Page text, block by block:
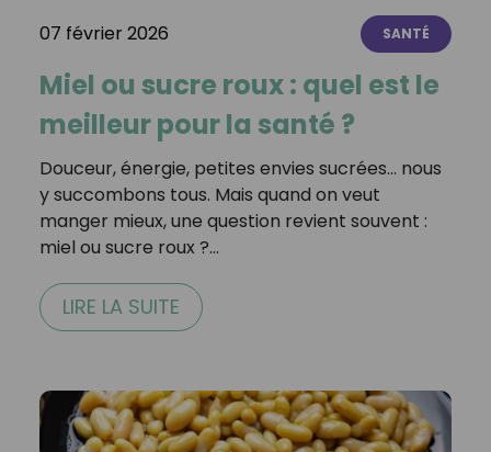
07 février 2026 SANTÉ
Miel ou sucre roux : quel est le
meilleur pour la santé ?
Douceur, énergie, petites envies sucrées… nous
y succombons tous. Mais quand on veut
manger mieux, une question revient souvent :
miel ou sucre roux ?…
LIRE LA SUITE